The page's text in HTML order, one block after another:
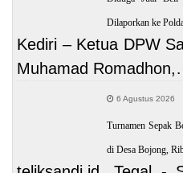
Dilaporkan ke
Kediri – Ketua DPW
Muhamad
6 Agustus 2026
Turnamen Sepak
di Desa Bojong,